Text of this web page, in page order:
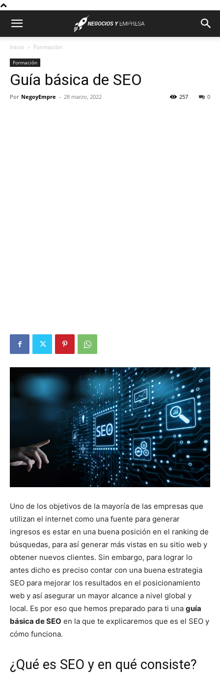
Inicio Formación
Formación
Guía básica de SEO
Por NegoyEmpre - 28 marzo, 2022 0
257
Uno de los objetivos de la mayoría de las empresas que
utilizan el internet como una fuente para generar
ingresos es estar en una buena posición en el ranking de
búsquedas, para así generar más vistas en su sitio web y
obtener nuevos clientes. Sin embargo, para lograr lo
antes dicho es preciso contar con una buena estrategia
SEO para mejorar los resultados en el posicionamiento
web y así asegurar un mayor alcance a nivel global y
local. Es por eso que hemos preparado para ti una guía
básica de SEO en la que te explicaremos que es el SEO y
cómo funciona.
¿Qué es SEO y en qué consiste?